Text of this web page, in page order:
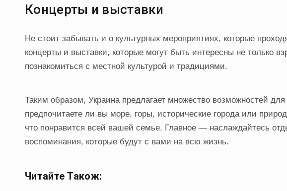
Концерты и выставки
Не стоит забывать и о культурных мероприятиях, которые
концерты и выставки, которые могут быть интересны не только
познакомиться с местной культурой и традициями.
Таким образом, Украина предлагает множество возможностей
предпочитаете ли вы море, горы, исторические города или
что понравится всей вашей семье. Главное — наслаждайтесь
воспоминания, которые будут с вами на всю жизнь.
Читайте Також: